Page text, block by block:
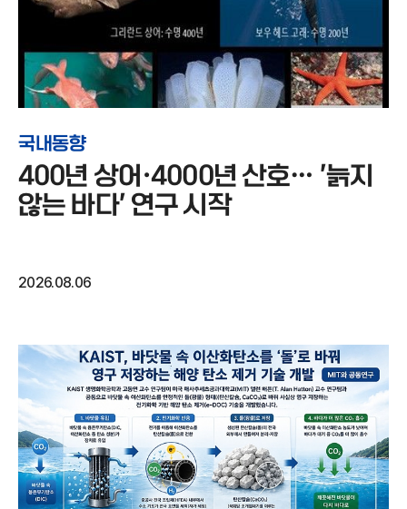
국내동향
400년 상어·4000년 산호… '늙지
않는 바다' 연구 시작
2026.08.06